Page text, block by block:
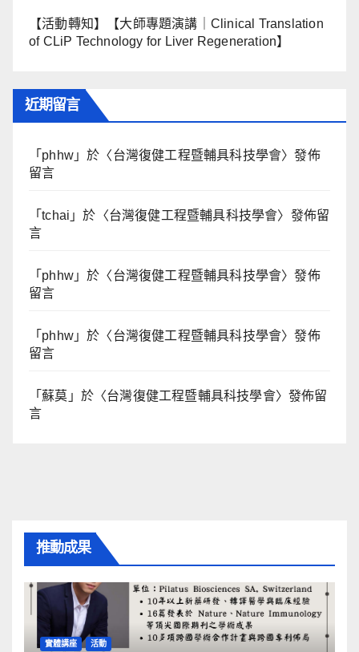
【活動轉知】【大師專題演講｜Clinical Translation
of CLiP Technology for Liver Regeneration】
近期留言
「 phhw 」於〈 台灣復健工程暨輔具科技學會〉發佈
留言
「tchai 」於〈台灣復健工程暨輔具科技學會〉發佈留
言
「 phhw 」於〈 台灣復健工程暨輔具科技學會〉發佈
留言
「 phhw 」於〈 台灣復健工程暨輔具科技學會〉發佈
留言
「蘇莫 」於〈台灣復健工程暨輔具科技學會〉發佈留
言
推動成果
實體講座 活動